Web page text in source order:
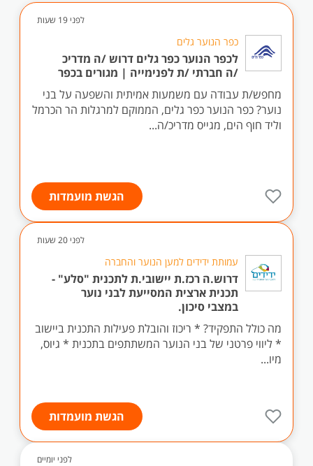
לפני 19 שעות
כפר הנוער גלים
לכפר הנוער כפר גלים דרוש /ה מדריכ
/ה חברתי /ת לפנימייה | מגורים בכפר
מחפש/ת עבודה עם משמעות אמיתית והשפעה על בני
נוער? כפר הנוער כפר גלים, הממוקם למרגלות הר הכרמל
וליד חוף הים, מגייס מדריכ/ה...
הגשת מועמדות
לפני 20 שעות
עמותת ידידים למען הנוער והחברה
דרוש.ה רכז.ת יישובי.ת לתכנית "סלע" -
תכנית ארצית המסייעת לבני נוער
במצבי סיכון.
מה כולל התפקיד? * ריכוז והובלת פעילות התכנית ביישוב
* ליווי פרטני של בני הנוער המשתתפים בתכנית * גיוס,
מיו...
הגשת מועמדות
לפני יומיים